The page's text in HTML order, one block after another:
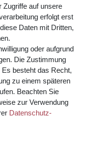
es sich um ein Pflichtfeld.
Zugriffe auf unsere
erfolgt erst
Daten mit Dritten,
oder aufgrund
Die Zustimmung
besteht das Recht,
zu einem späteren
Beachten Sie
zur Verwendung
Daten­schutz­